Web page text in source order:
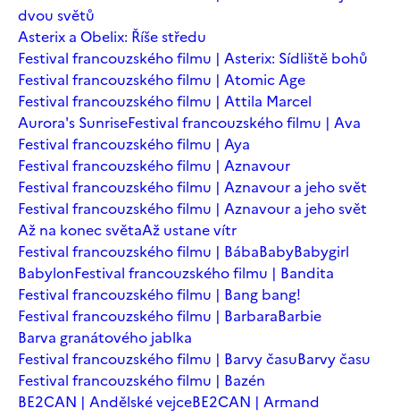
dvou světů
Asterix a Obelix: Říše středu
Festival francouzského filmu | Asterix: Sídliště bohů
Festival francouzského filmu | Atomic Age
Festival francouzského filmu | Attila Marcel
Aurora's SunriseFestival francouzského filmu | Ava
Festival francouzského filmu | Aya
Festival francouzského filmu | Aznavour
Festival francouzského filmu | Aznavour a jeho svět
Festival francouzského filmu | Aznavour a jeho svět
Až na konec světaAž ustane vítr
Festival francouzského filmu | BábaBabyBabygirl
BabylonFestival francouzského filmu | Bandita
Festival francouzského filmu | Bang bang!
Festival francouzského filmu | BarbaraBarbie
Barva granátového jablka
Festival francouzského filmu | Barvy časuBarvy času
Festival francouzského filmu | Bazén
BE2CAN | Andělské vejceBE2CAN | Armand